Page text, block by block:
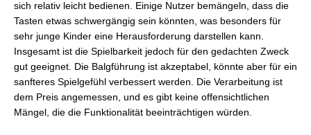
sich relativ leicht bedienen. Einige Nutzer bemängeln, dass die
Tasten etwas schwergängig sein könnten, was besonders für
sehr junge Kinder eine Herausforderung darstellen kann.
Insgesamt ist die Spielbarkeit jedoch für den gedachten Zweck
gut geeignet. Die Balgführung ist akzeptabel, könnte aber für ein
sanfteres Spielgefühl verbessert werden. Die Verarbeitung ist
dem Preis angemessen, und es gibt keine offensichtlichen
Mängel, die die Funktionalität beeinträchtigen würden.